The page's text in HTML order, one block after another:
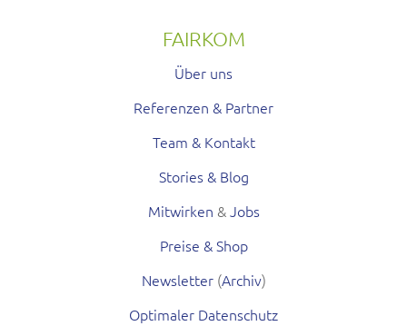
FAIRKOM
Über uns
Referenzen & Partner
Team & Kontakt
Stories & Blog
Mitwirken &Jobs
Preise & Shop
Newsletter(Archiv)
Optimaler Datenschutz